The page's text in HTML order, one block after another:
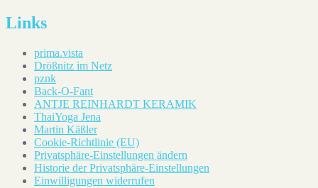
Links
prima.vista
Drößnitz im Netz
pznk
Back-O-Fant
ANTJE REINHARDT KERAMIK
ThaiYoga Jena
Martin Käßler
Cookie-Richtlinie (EU)
Privatsphäre-Einstellungen ändern
Historie der Privatsphäre-Einstellungen
Einwilligungen widerrufen